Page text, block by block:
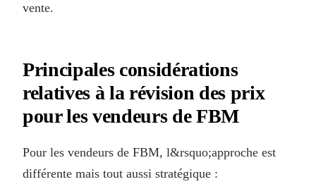
vente.
Principales considérations
relatives à la révision des prix
pour les vendeurs de FBM
Pour les vendeurs de FBM, l&rsquo;approche est
différente mais tout aussi stratégique :